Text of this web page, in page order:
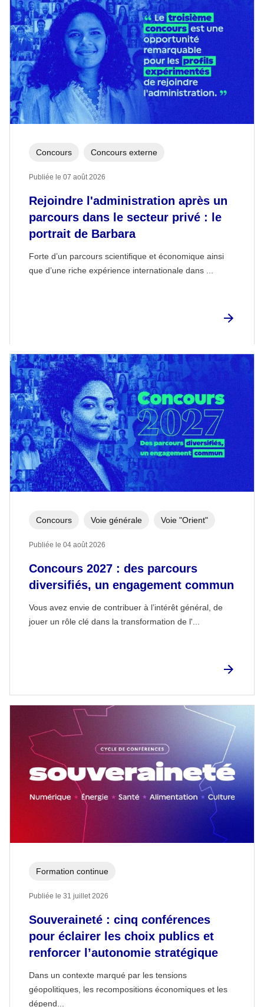
Rejoindre l'administration après un
parcours dans le secteur privé : le
portrait de Barbara
Forte d’un parcours scientifique et économique ainsi
que d’une riche expérience internationale dans ...
Concours Concours externe
Publiée le 07 août 2026
Concours 2027 : des parcours
diversifiés, un engagement commun
Vous avez envie de contribuer à l’intérêt général, de
jouer un rôle clé dans la transformation de l'...
Concours Voie générale Voie "Orient"
Publiée le 04 août 2026
Souveraineté : cinq conférences
pour éclairer les choix publics et
renforcer l’autonomie stratégique
Dans un contexte marqué par les tensions
géopolitiques, les recompositions économiques et les
dépend...
Formation continue
Publiée le 31 juillet 2026